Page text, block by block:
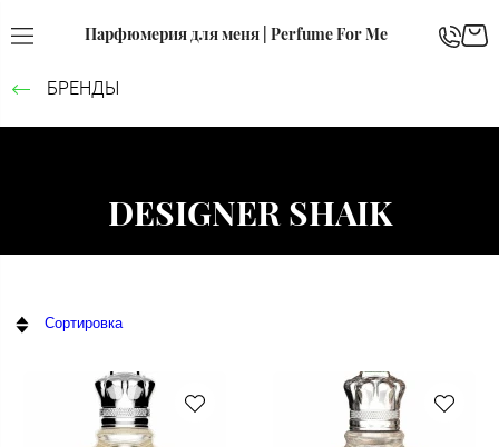
Парфюмерия для меня | Perfume For Me
БРЕНДЫ
DESIGNER SHAIK
Сортировка